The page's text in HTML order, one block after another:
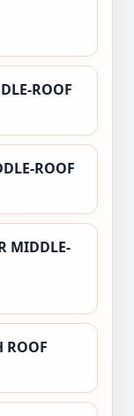
ROOF
ROOF
MIDDLE-
ROOF